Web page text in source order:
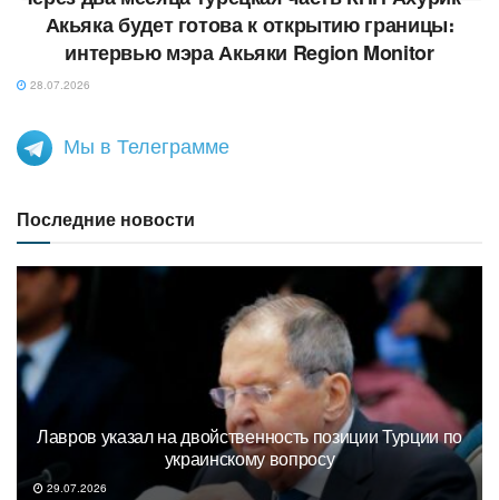
Акьяка будет готова к открытию границы։
интервью мэра Акьяки Region Monitor
28.07.2026
Мы в Телеграмме
Последние новости
Лавров указал на двойственность позиции Турции по
украинскому вопросу
29.07.2026